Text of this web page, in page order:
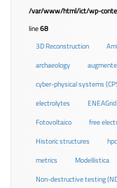
/var/www/html/ict/wp-
line68
3D Reconstruction
archaeology
cyber-physical systems
electrolytes
ENEAGrid
Fotovoltaico
free
Historic structures
hpc
metrics
Modellistica
Non-destructive testing